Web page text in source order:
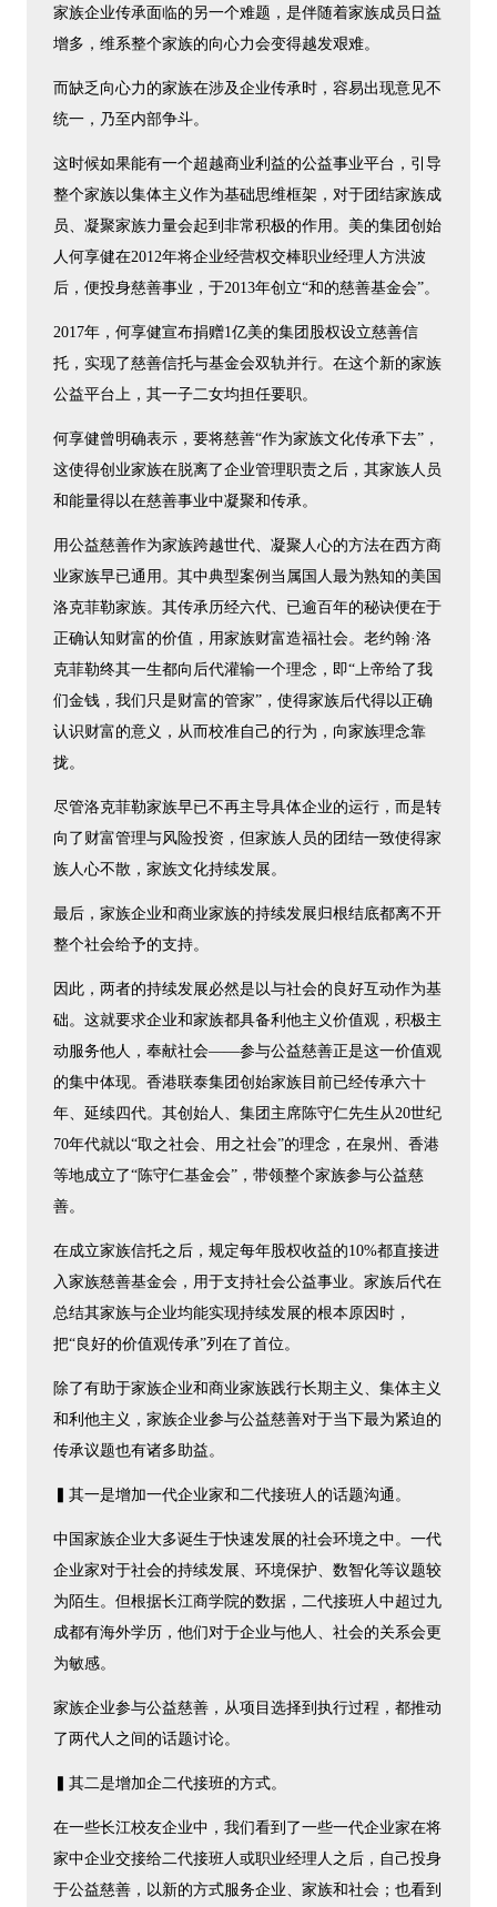
家族企业传承面临的另一个难题，是伴随着家族成员日益
增多，维系整个家族的向心力会变得越发艰难。
而缺乏向心力的家族在涉及企业传承时，容易出现意见不
统一，乃至内部争斗。
这时候如果能有一个超越商业利益的公益事业平台，引导
整个家族以集体主义作为基础思维框架，对于团结家族成
员、凝聚家族力量会起到非常积极的作用。美的集团创始
人何享健在2012年将企业经营权交棒职业经理人方洪波
后，便投身慈善事业，于2013年创立“和的慈善基金会”。
2017年，何享健宣布捐赠1亿美的集团股权设立慈善信
托，实现了慈善信托与基金会双轨并行。在这个新的家族
公益平台上，其一子二女均担任要职。
何享健曾明确表示，要将慈善“作为家族文化传承下去”，
这使得创业家族在脱离了企业管理职责之后，其家族人员
和能量得以在慈善事业中凝聚和传承。
用公益慈善作为家族跨越世代、凝聚人心的方法在西方商
业家族早已通用。其中典型案例当属国人最为熟知的美国
洛克菲勒家族。其传承历经六代、已逾百年的秘诀便在于
正确认知财富的价值，用家族财富造福社会。老约翰·洛
克菲勒终其一生都向后代灌输一个理念，即“上帝给了我
们金钱，我们只是财富的管家”，使得家族后代得以正确
认识财富的意义，从而校准自己的行为，向家族理念靠
拢。
尽管洛克菲勒家族早已不再主导具体企业的运行，而是转
向了财富管理与风险投资，但家族人员的团结一致使得家
族人心不散，家族文化持续发展。
最后，家族企业和商业家族的持续发展归根结底都离不开
整个社会给予的支持。
因此，两者的持续发展必然是以与社会的良好互动作为基
础。这就要求企业和家族都具备利他主义价值观，积极主
动服务他人，奉献社会——参与公益慈善正是这一价值观
的集中体现。香港联泰集团创始家族目前已经传承六十
年、延续四代。其创始人、集团主席陈守仁先生从20世纪
70年代就以“取之社会、用之社会”的理念，在泉州、香港
等地成立了“陈守仁基金会”，带领整个家族参与公益慈
善。
在成立家族信托之后，规定每年股权收益的10%都直接进
入家族慈善基金会，用于支持社会公益事业。家族后代在
总结其家族与企业均能实现持续发展的根本原因时，
把“良好的价值观传承”列在了首位。
除了有助于家族企业和商业家族践行长期主义、集体主义
和利他主义，家族企业参与公益慈善对于当下最为紧迫的
传承议题也有诸多助益。
▍其一是增加一代企业家和二代接班人的话题沟通。
中国家族企业大多诞生于快速发展的社会环境之中。一代
企业家对于社会的持续发展、环境保护、数智化等议题较
为陌生。但根据长江商学院的数据，二代接班人中超过九
成都有海外学历，他们对于企业与他人、社会的关系会更
为敏感。
家族企业参与公益慈善，从项目选择到执行过程，都推动
了两代人之间的话题讨论。
▍其二是增加企二代接班的方式。
在一些长江校友企业中，我们看到了一些一代企业家在将
家中企业交接给二代接班人或职业经理人之后，自己投身
于公益慈善，以新的方式服务企业、家族和社会；也看到